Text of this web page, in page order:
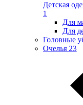
Детская
1
Для
Для
Головные
Очелья 23